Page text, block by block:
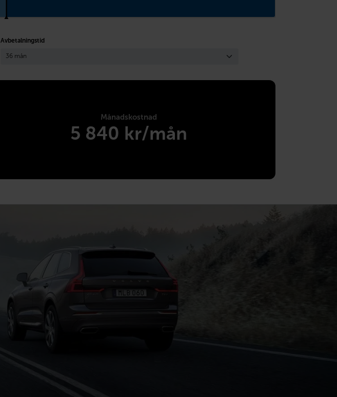
Avbetalningstid
Månadskostnad
5 840 kr/mån